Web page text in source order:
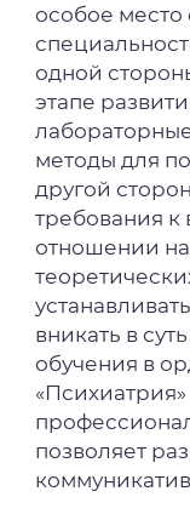
особое место
одной
этапе
методы для
другой
требования к
отношении
вникать в
обучения в
позволяет